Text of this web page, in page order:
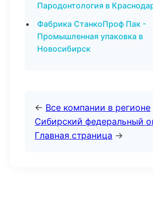
Пародонтология в
Фабрика СтанкоПроф Пак -
Промышленная упаковка в
Новосибирск
← Все компании в регионе
Сибирский федеральный
Главная страница →